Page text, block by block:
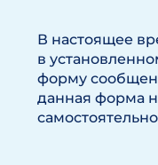
В настоящее
в
форму
данная форма